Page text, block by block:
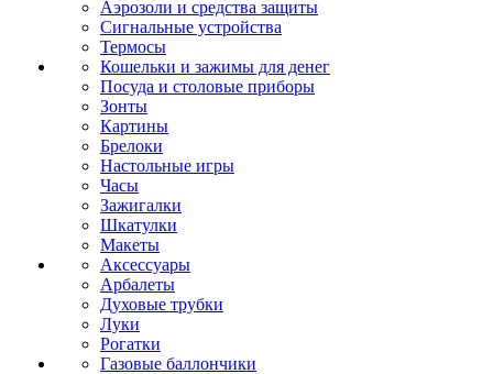
Аэрозоли и средства защиты
Сигнальные устройства
Термосы
Кошельки и зажимы для денег
Посуда и столовые приборы
Зонты
Картины
Брелоки
Настольные игры
Часы
Зажигалки
Шкатулки
Макеты
Аксессуары
Арбалеты
Духовые трубки
Луки
Рогатки
Газовые баллончики